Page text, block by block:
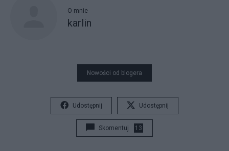
O mnie
karlin
Nowości od blogera
Udostępnij Udostępnij
Skomentuj 13